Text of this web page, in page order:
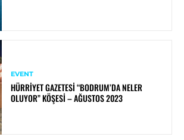
EVENT
HÜRRIYET GAZETESI “BODRUM’DA NELER
OLUYOR” KÖŞESI – AĞUSTOS 2023